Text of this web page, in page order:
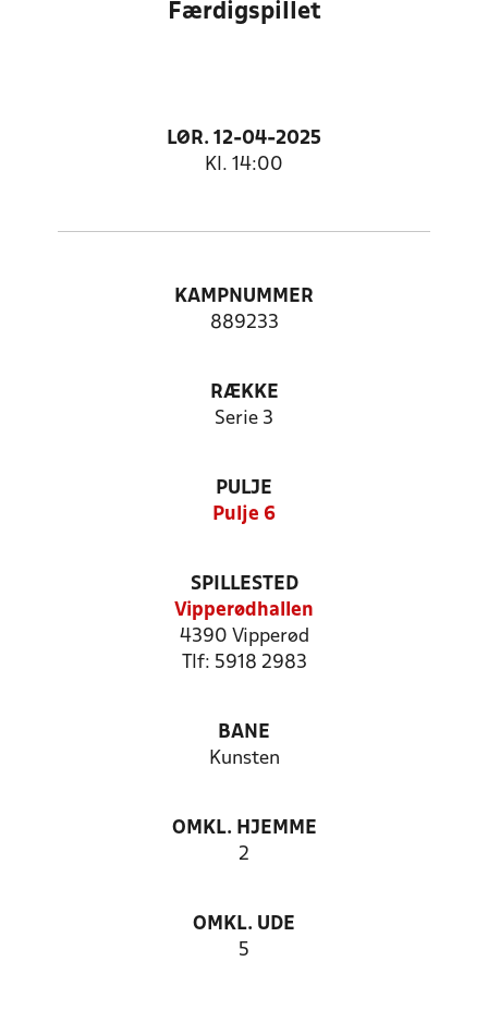
Færdigspillet
LØR. 12-04-2025
Kl. 14:00
KAMPNUMMER
889233
RÆKKE
Serie 3
PULJE
Pulje 6
SPILLESTED
Vipperødhallen
4390 Vipperød
Tlf: 5918 2983
BANE
Kunsten
OMKL. HJEMME
2
OMKL. UDE
5